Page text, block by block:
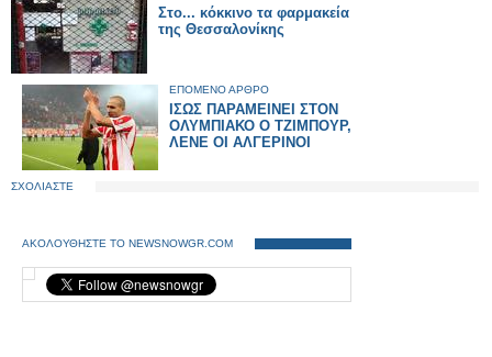
Στο... κόκκινο τα φαρμακεία
της Θεσσαλονίκης
ΕΠΟΜΕΝΟ ΑΡΘΡΟ
ΙΣΩΣ ΠΑΡΑΜΕΙΝΕΙ ΣΤΟΝ
ΟΛΥΜΠΙΑΚΟ Ο ΤΖΙΜΠΟΥΡ,
ΛΕΝΕ ΟΙ ΑΛΓΕΡΙΝΟΙ
ΣΧΟΛΙΑΣΤΕ
ΑΚΟΛΟΥΘΗΣΤΕ ΤΟ NEWSNOWGR.COM